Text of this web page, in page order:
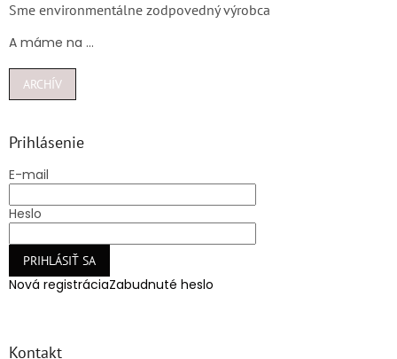
Sme environmentálne zodpovedný výrobca
A máme na ...
ARCHÍV
Prihlásenie
E-mail
Heslo
PRIHLÁSIŤ SA
Nová registráciaZabudnuté heslo
Kontakt